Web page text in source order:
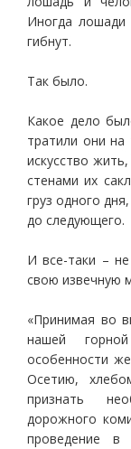
Иногда лошади
гибнут.
Так было.
Какое дело
тратили они
искусство
стенами их
груз одного
до следующего.
И все-таки –
свою извечную
«Принимая во
нашей
особенности
Осетию,
признать
дорожного
проведение в